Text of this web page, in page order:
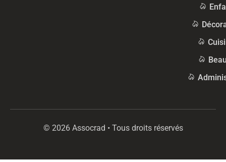
© 2026 Assocrad • Tous droits réservés